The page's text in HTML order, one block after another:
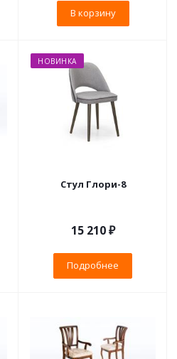
В корзину
НОВИНКА
Стул Глори-8
15 210 ₽
Подробнее